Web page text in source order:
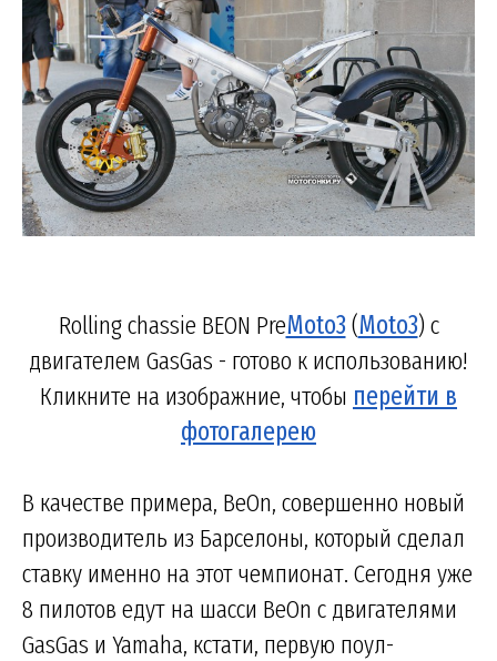
Rolling chassie BEON PreMoto3 (Moto3) с
двигателем GasGas - готово к использованию!
Кликните на изображние, чтобы перейти в
фотогалерею
В качестве примера, BeOn, совершенно новый
производитель из Барселоны, который сделал
ставку именно на этот чемпионат. Сегодня уже
8 пилотов едут на шасси BeOn с двигателями
GasGas и Yamaha, кстати, первую поул-